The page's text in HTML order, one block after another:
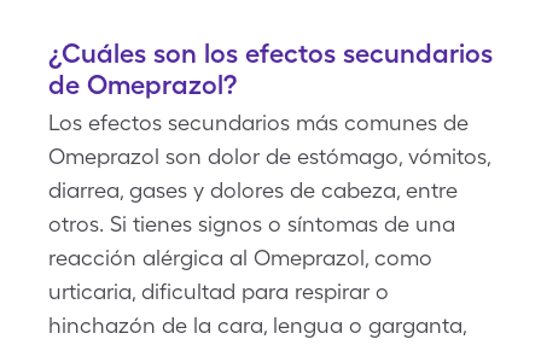
¿Cuáles son los efectos secundarios
de Omeprazol?
Los efectos secundarios más comunes de
Omeprazol son dolor de estómago, vómitos,
diarrea, gases y dolores de cabeza, entre
otros. Si tienes signos o síntomas de una
reacción alérgica al Omeprazol, como
urticaria, dificultad para respirar o
hinchazón de la cara, lengua o garganta,